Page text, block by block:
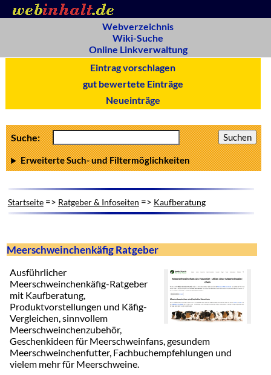
Webverzeichnis
Wiki-Suche
Online Linkverwaltung
Eintrag vorschlagen
gut bewertete Einträge
Neueinträge
Suche:
Erweiterte Such- und Filtermöglichkeiten
Startseite=> Ratgeber & Infoseiten => Kaufberatung
Meerschweinchenkäfig Ratgeber
Ausführlicher
Meerschweinchenkäfig-Ratgeber
mit Kaufberatung,
Produktvorstellungen und Käfig-
Vergleichen, sinnvollem
Meerschweinchenzubehör,
Geschenkideen für Meerschweinfans, gesundem
Meerschweinchenfutter, Fachbuchempfehlungen und
vielem mehr für Meerschweine.